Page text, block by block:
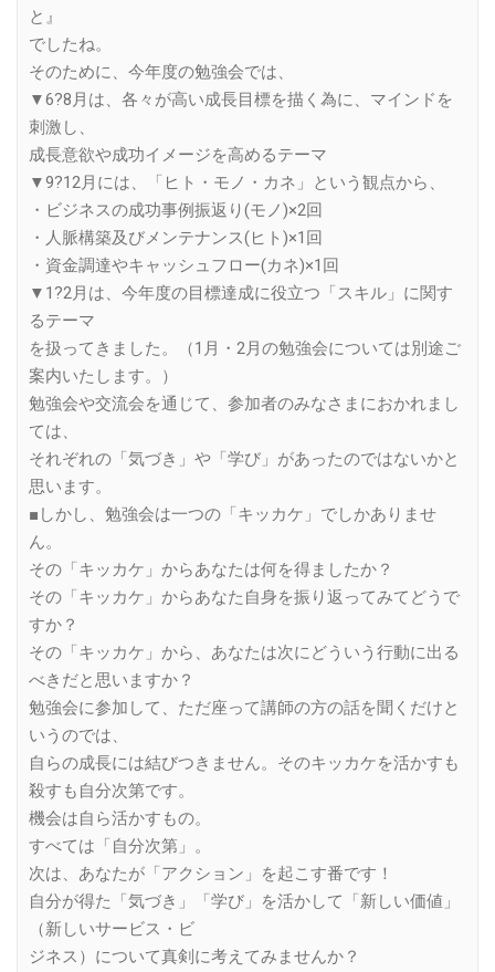
と』
でしたね。
そのために、今年度の勉強会では、
▼6?8月は、各々が高い成長目標を描く為に、マインドを
刺激し、
成長意欲や成功イメージを高めるテーマ
▼9?12月には、「ヒト・モノ・カネ」という観点から、
・ビジネスの成功事例振返り(モノ)×2回
・人脈構築及びメンテナンス(ヒト)×1回
・資金調達やキャッシュフロー(カネ)×1回
▼1?2月は、今年度の目標達成に役立つ「スキル」に関す
るテーマ
を扱ってきました。（1月・2月の勉強会については別途ご
案内いたします。）
勉強会や交流会を通じて、参加者のみなさまにおかれまし
ては、
それぞれの「気づき」や「学び」があったのではないかと
思います。
■しかし、勉強会は一つの「キッカケ」でしかありませ
ん。
その「キッカケ」からあなたは何を得ましたか？
その「キッカケ」からあなた自身を振り返ってみてどうで
すか？
その「キッカケ」から、あなたは次にどういう行動に出る
べきだと思いますか？
勉強会に参加して、ただ座って講師の方の話を聞くだけと
いうのでは、
自らの成長には結びつきません。そのキッカケを活かすも
殺すも自分次第です。
機会は自ら活かすもの。
すべては「自分次第」。
次は、あなたが「アクション」を起こす番です！
自分が得た「気づき」「学び」を活かして「新しい価値」
（新しいサービス・ビ
ジネス）について真剣に考えてみませんか？